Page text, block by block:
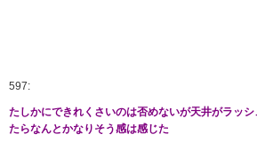
597:
たしかにできれくさいのは否めないが天井がラッ
たらなんとかなりそう感は感じた